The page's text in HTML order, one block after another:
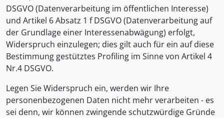
DSGVO (Datenverarbeitung im öffentlichen Interesse)
und Artikel 6 Absatz 1 f DSGVO (Datenverarbeitung auf
der Grundlage einer Interessenabwägung) erfolgt,
Widerspruch einzulegen; dies gilt auch für ein auf diese
Bestimmung gestütztes Profiling im Sinne von Artikel 4
Nr.4 DSGVO.
Legen Sie Widerspruch ein, werden wir Ihre
personenbezogenen Daten nicht mehr verarbeiten - es
sei denn, wir können zwingende schutzwürdige Gründe